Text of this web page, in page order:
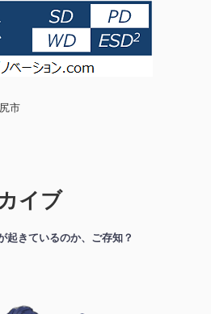
市
イブ
起きているのか、ご存知？